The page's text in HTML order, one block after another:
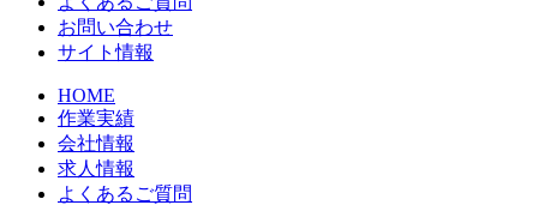
お問い合わせ
サイト情報
HOME
作業実績
会社情報
求人情報
よくあるご質問